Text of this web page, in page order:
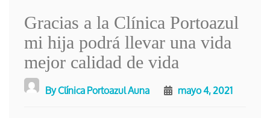
Gracias a la Clínica Portoazul
mi hija podrá llevar una vida
mejor calidad de vida
ByClínica Portoazul Auna mayo 4, 2021